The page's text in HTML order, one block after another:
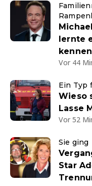
lernte
kennen
Vor 44
Ein Typ
Wieso
Lasse
Vor 52
Sie ging
Star